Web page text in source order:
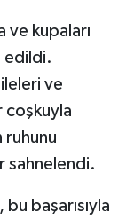
ve kupaları
edildi.
ve
coşkuyla
ruhunu
sahnelendi.
başarısıyla